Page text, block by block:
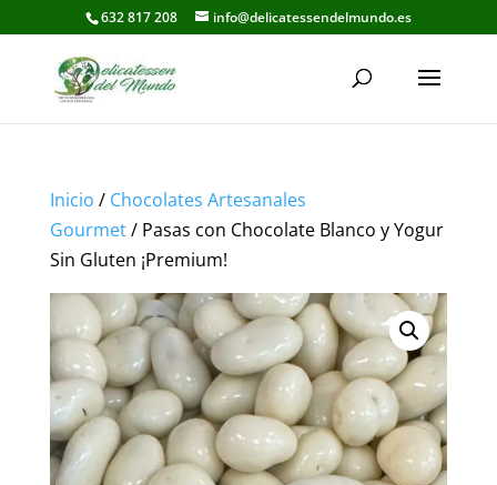
632 817 208 info@delicatessendelmundo.es
Inicio / Chocolates Artesanales
Gourmet/ Pasas con Chocolate Blanco y Yogur
Sin Gluten ¡Premium!